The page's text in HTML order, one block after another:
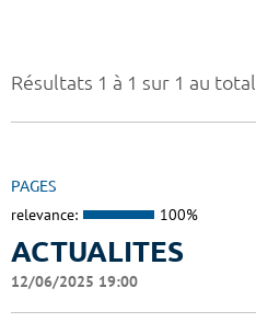
Résultats 1 à 1 sur 1 au total
PAGES
relevance: 100%
ACTUALITES
12/06/2025 19:00